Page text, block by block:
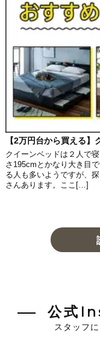
【2万円台から買える】
クイーンベッドは２人で
さ195cmとかなり大き目
る人も多いようですが、
さんあります。ここ[…]
公式
スタッフ